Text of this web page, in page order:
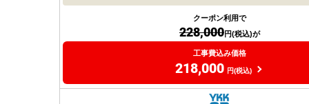
クーポン利用で
228,000円(税込)が
工事費込み価格
218,000 円(税込)